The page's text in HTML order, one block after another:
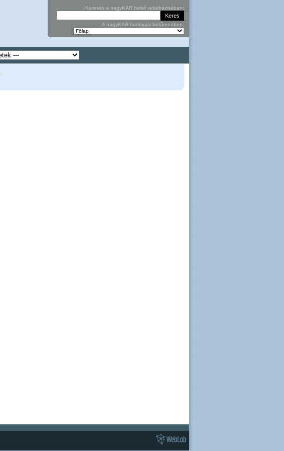
Keresés a nagyKAR belső adatbázisában:
A nagyKAR honlapjai betűrendben: